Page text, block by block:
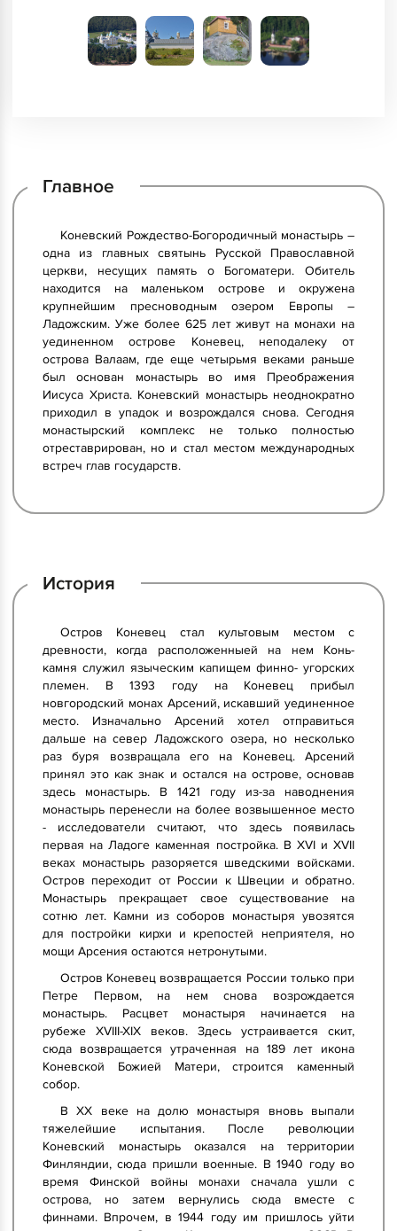
Главное
Коневский Рождество-Богородичный монастырь –
одна из главных святынь Русской Православной
церкви, несущих память о Богоматери. Обитель
находится на маленьком острове и окружена
крупнейшим пресноводным озером Европы –
Ладожским. Уже более 625 лет живут на монахи на
уединенном острове Коневец, неподалеку от
острова Валаам, где еще четырьмя веками раньше
был основан монастырь во имя Преображения
Иисуса Христа. Коневский монастырь неоднократно
приходил в упадок и возрождался снова. Сегодня
монастырский комплекс не только полностью
отреставрирован, но и стал местом международных
встреч глав государств.
История
Остров Коневец стал культовым местом с
древности, когда расположенныей на нем Конь-
камня служил языческим капищем финно- угорских
племен. В 1393 году на Коневец прибыл
новгородский монах Арсений, искавший уединенное
место. Изначально Арсений хотел отправиться
дальше на север Ладожского озера, но несколько
раз буря возвращала его на Коневец. Арсений
принял это как знак и остался на острове, основав
здесь монастырь. В 1421 году из-за наводнения
монастырь перенесли на более возвышенное место
- исследователи считают, что здесь появилась
первая на Ладоге каменная постройка. В XVI и XVII
веках монастырь разоряется шведскими войсками.
Остров переходит от России к Швеции и обратно.
Монастырь прекращает свое существование на
сотню лет. Камни из соборов монастыря увозятся
для постройки кирхи и крепостей неприятеля, но
мощи Арсения остаются нетронутыми.
Остров Коневец возвращается России только при
Петре Первом, на нем снова возрождается
монастырь. Расцвет монастыря начинается на
рубеже XVIII-XIX веков. Здесь устраивается скит,
сюда возвращается утраченная на 189 лет икона
Коневской Божией Матери, строится каменный
собор.
В XX веке на долю монастыря вновь выпали
тяжелейшие испытания. После революции
Коневский монастырь оказался на территории
Финляндии, сюда пришли военные. В 1940 году во
время Финской войны монахи сначала ушли с
острова, но затем вернулись сюда вместе с
финнами. Впрочем, в 1944 году им пришлось уйти